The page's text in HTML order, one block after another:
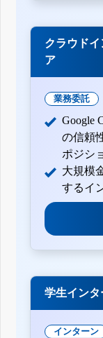
クラウド
ア
業務委託
Google
の信頼
ポジシ
大規模
するイ
学生インタ
インターン